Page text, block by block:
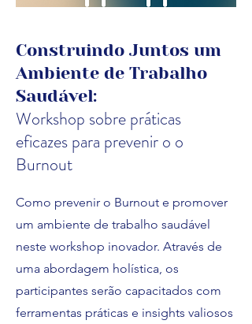
Construindo Juntos um
Ambiente de Trabalho
Saudável:
Workshop sobre práticas
eficazes para prevenir o o
Burnout
Como prevenir o Burnout e promover
um ambiente de trabalho saudável
neste workshop inovador. Através de
uma abordagem holística, os
participantes serão capacitados com
ferramentas práticas e insights valiosos